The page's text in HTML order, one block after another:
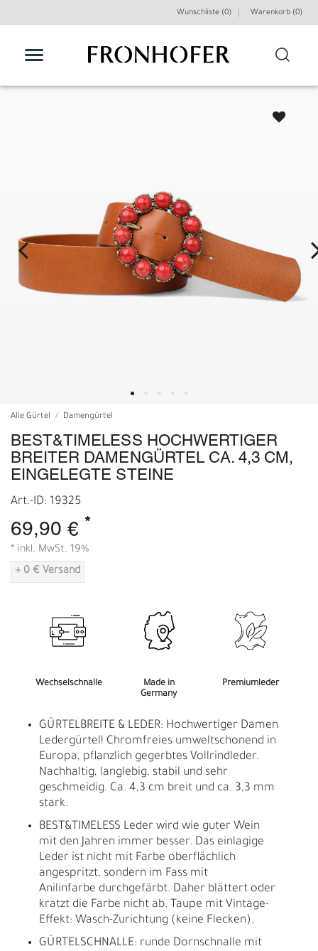
Wunschliste (0) Warenkorb (0)
Alle Gürtel Damengürtel
BEST&TIMELESS HOCHWERTIGER
BREITER DAMENGÜRTEL CA. 4,3 CM,
EINGELEGTE STEINE
Art.-ID: 19325
69,90 € *
* inkl. MwSt. 19%
+ 0 € Versand
Wechselschnalle
Made in
Germany
Premiumleder
GÜRTELBREITE & LEDER: Hochwertiger Damen
Ledergürtel! Chromfreies umweltschonend in
Europa, pflanzlich gegerbtes Vollrindleder.
Nachhaltig, langlebig, stabil und sehr
geschmeidig. Ca. 4,3 cm breit und ca. 3,3 mm
stark.
BEST&TIMELESS Leder wird wie guter Wein
mit den Jahren immer besser. Das einlagige
Leder ist nicht mit Farbe oberflächlich
angespritzt, sondern im Fass mit
Anilinfarbe durchgefärbt. Daher blättert oder
kratzt die Farbe nicht ab. Taupe mit Vintage-
Effekt: Wasch-Zurichtung (keine Flecken).
GÜRTELSCHNALLE: runde Dornschnalle mit